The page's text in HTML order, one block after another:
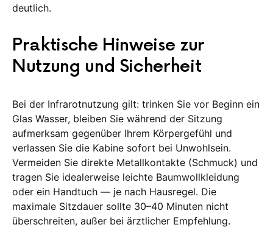
deutlich.
Praktische Hinweise zur
Nutzung und Sicherheit
Bei der Infrarotnutzung gilt: trinken Sie vor Beginn ein
Glas Wasser, bleiben Sie während der Sitzung
aufmerksam gegenüber Ihrem Körpergefühl und
verlassen Sie die Kabine sofort bei Unwohlsein.
Vermeiden Sie direkte Metallkontakte (Schmuck) und
tragen Sie idealerweise leichte Baumwollkleidung
oder ein Handtuch — je nach Hausregel. Die
maximale Sitzdauer sollte 30–40 Minuten nicht
überschreiten, außer bei ärztlicher Empfehlung.